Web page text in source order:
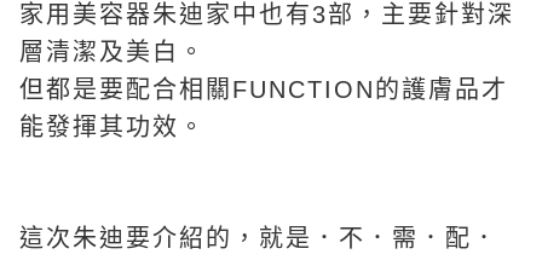
家用美容器朱迪家中也有3部，主要針對深
層清潔及美白。
但都是要配合相關FUNCTION的護膚品才
能發揮其功效。
這次朱迪要介紹的，就是．不．需．配．